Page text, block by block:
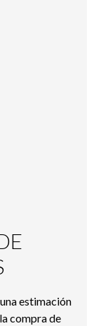
estimación
compra de